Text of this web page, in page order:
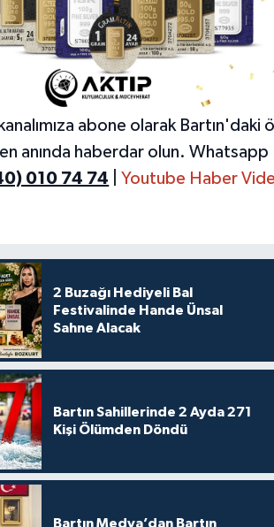
kanalımıza abone olarak Bartın'daki
anında haberdar olun. Whatsapp
010 74 74 Youtube Haber
2 Buzağı Hediyeli Bal
Festivalinde Hande Ünsal
Sahne Alacak
Bartın Sahillerinde 2 Ayda 271
Kişi Ölümden Döndü
Bartın Medya’dan Bartın